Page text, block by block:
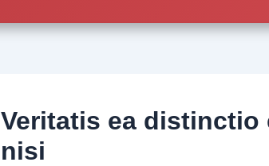
Veritatis ea
nisi